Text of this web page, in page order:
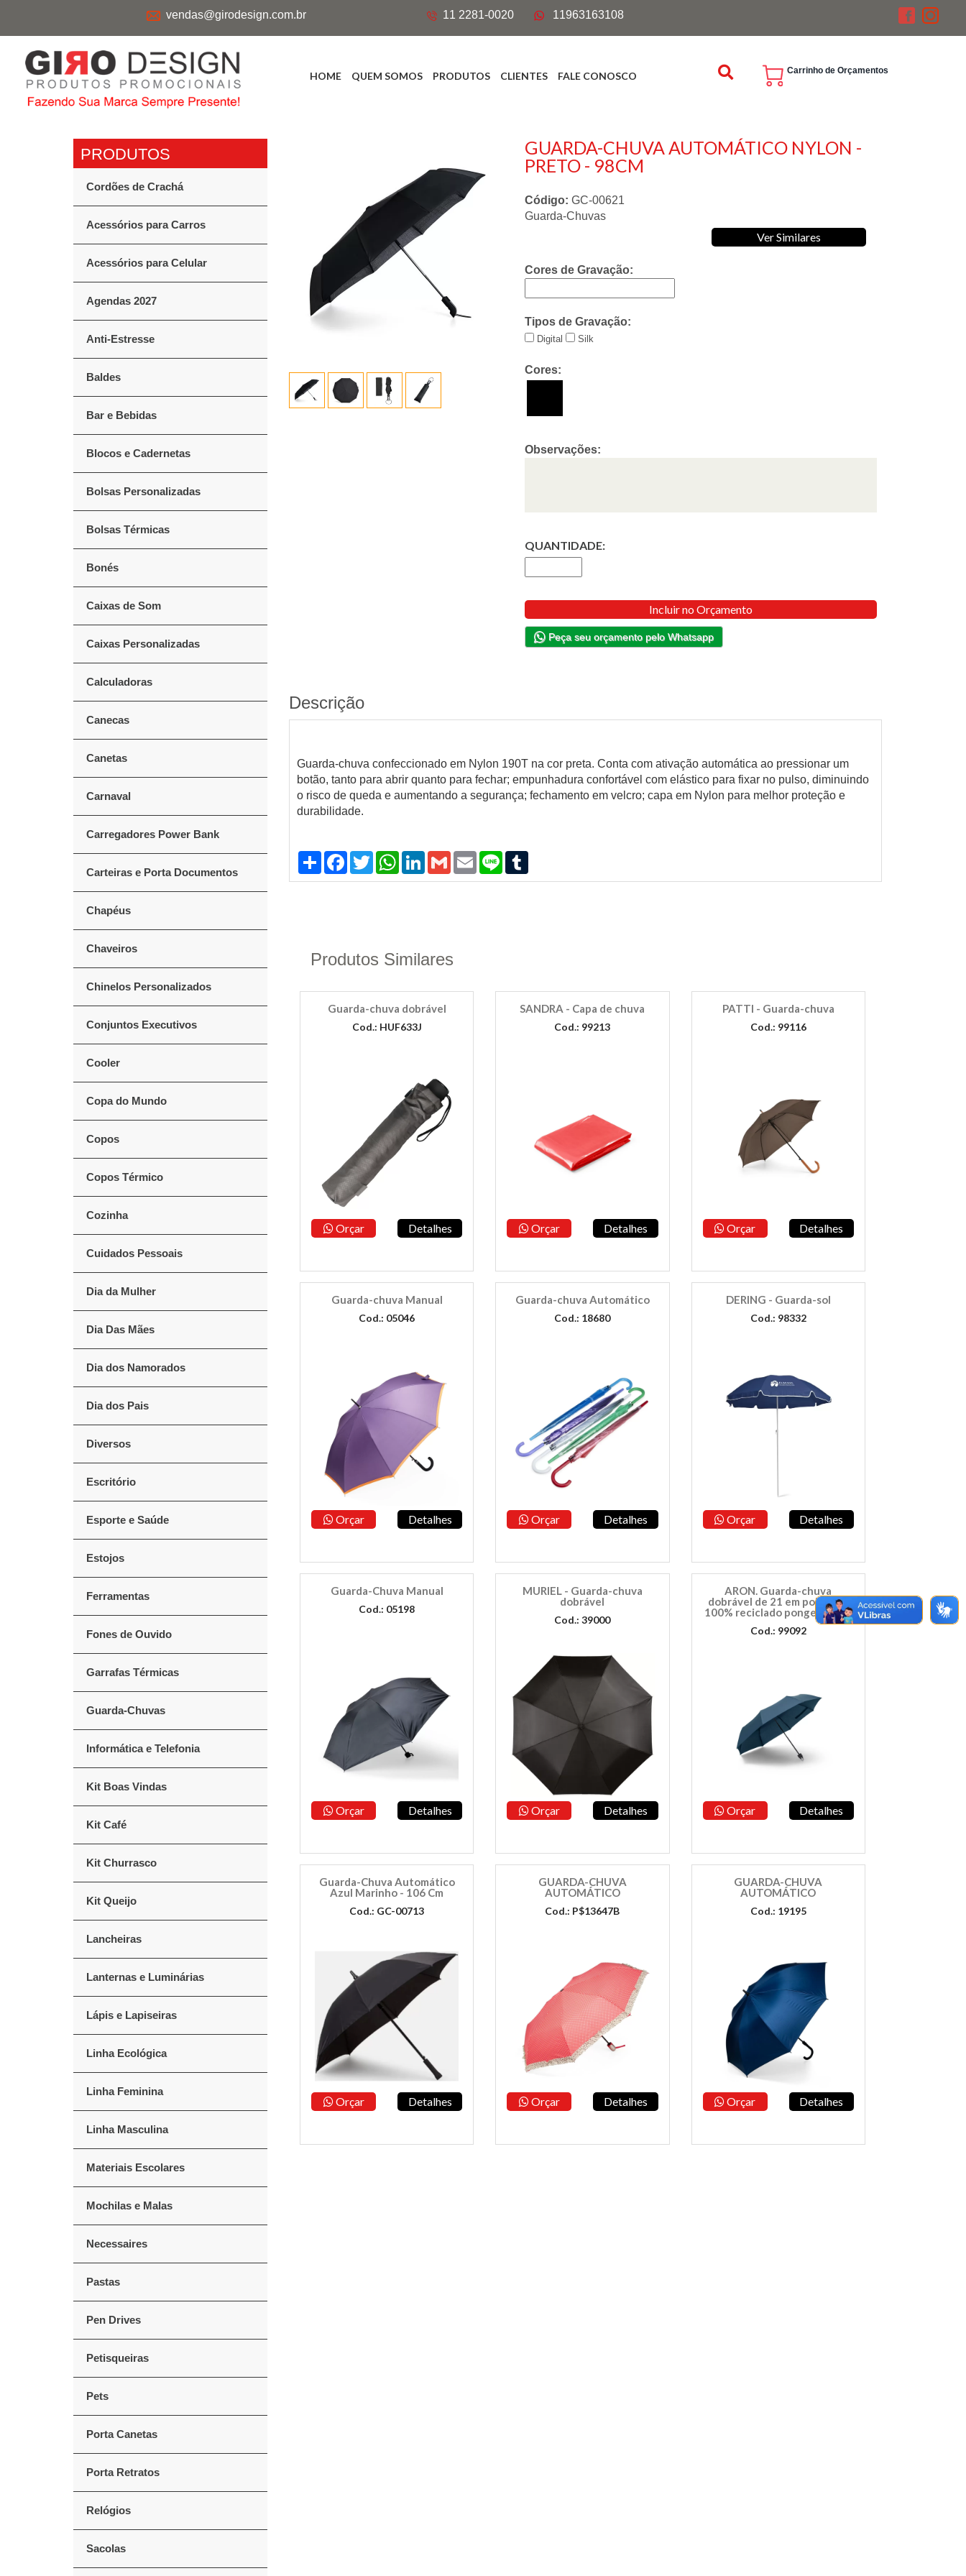
vendas@girodesign.com.br 11 2281-0020 11963163108
HOME QUEM SOMOS PRODUTOS CLIENTES FALE CONOSCO Carrinho de Orçamentos
Cordões de Crachá
Acessórios para Carros
Acessórios para Celular
Agendas 2027
Anti-Estresse
Baldes
Bar e Bebidas
Blocos e Cadernetas
Bolsas Personalizadas
Bolsas Térmicas
Bonés
Caixas de Som
Caixas Personalizadas
Calculadoras
Canecas
Canetas
Carnaval
Carregadores Power Bank
Carteiras e Porta Documentos
Chapéus
Chaveiros
Chinelos Personalizados
Conjuntos Executivos
Cooler
Copa do Mundo
Copos
Copos Térmico
Cozinha
Cuidados Pessoais
Dia da Mulher
Dia Das Mães
Dia dos Namorados
Dia dos Pais
Diversos
Escritório
Esporte e Saúde
Estojos
Ferramentas
Fones de Ouvido
Garrafas Térmicas
Guarda-Chuvas
Informática e Telefonia
Kit Boas Vindas
Kit Café
Kit Churrasco
Kit Queijo
Lancheiras
Lanternas e Luminárias
Lápis e Lapiseiras
Linha Ecológica
Linha Feminina
Linha Masculina
Materiais Escolares
Mochilas e Malas
Necessaires
Pastas
Pen Drives
Petisqueiras
Pets
Porta Canetas
Porta Retratos
Relógios
Sacolas
GUARDA-CHUVA AUTOMÁTICO NYLON -
PRETO - 98CM
Código: GC-00621
Guarda-Chuvas
Ver Similares
Cores de Gravação:
Tipos de Gravação:
Digital Silk
Cores:
Observações:
QUANTIDADE:
Incluir no Orçamento
Peça seu orçamento pelo Whatsapp
Descrição
Guarda-chuva confeccionado em Nylon 190T na cor preta. Conta com ativação automática ao pressionar um
botão, tanto para abrir quanto para fechar; empunhadura confortável com elástico para fixar no pulso, diminuindo
o risco de queda e aumentando a segurança; fechamento em velcro; capa em Nylon para melhor proteção e
durabilidade.
Compartilhar
Facebook
TwitterWhatsApp
LinkedIn
GmailEmailLine
Produtos Similares
Guarda-chuva dobrável
Cod.: HUF633J
Orçar Detalhes
SANDRA - Capa de chuva
Cod.: 99213
Orçar Detalhes
PATTI - Guarda-chuva
Cod.: 99116
Orçar Detalhes
Guarda-chuva Manual
Cod.: 05046
Orçar Detalhes
Guarda-chuva Automático
Cod.: 18680
Orçar Detalhes
DERING - Guarda-sol
Cod.: 98332
Orçar Detalhes
Guarda-Chuva Manual
Cod.: 05198
Orçar Detalhes
MURIEL - Guarda-chuva
dobrável
Cod.: 39000
Orçar Detalhes
ARON. Guarda-chuva
dobrável de 21 em poliéster
100% reciclado pongee 190T
Cod.: 99092
Orçar Detalhes
Guarda-Chuva Automático
Azul Marinho - 106 Cm
Cod.: GC-00713
Orçar Detalhes
GUARDA-CHUVA
AUTOMÁTICO
Cod.: P$13647B
Orçar Detalhes
GUARDA-CHUVA
AUTOMÁTICO
Cod.: 19195
Orçar Detalhes